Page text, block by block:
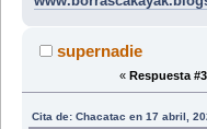
supernadie
« Respuesta
Cita de: Chacatac en 17 abril,